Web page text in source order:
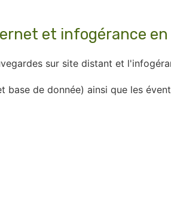
et infogérance en
sur site distant et
de donnée) ainsi que les